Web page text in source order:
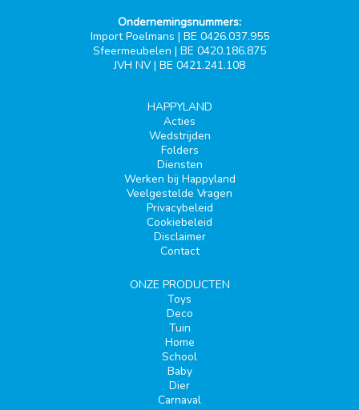
Ondernemingsnummers:
Import Poelmans | BE 0426.037.955
Sfeermeubelen | BE 0420.186.875
JVH NV | BE 0421.241.108
HAPPYLAND
Acties
Wedstrijden
Folders
Diensten
Werken bij Happyland
Veelgestelde Vragen
Privacybeleid
Cookiebeleid
Disclaimer
Contact
ONZE PRODUCTEN
Toys
Deco
Tuin
Home
School
Baby
Dier
Carnaval